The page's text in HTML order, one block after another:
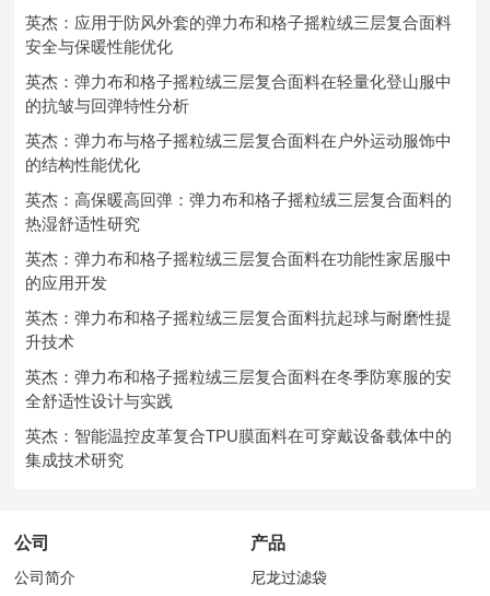
英杰：应用于防风外套的弹力布和格子摇粒绒三层复合面料
安全与保暖性能优化
英杰：弹力布和格子摇粒绒三层复合面料在轻量化登山服中
的抗皱与回弹特性分析
英杰：弹力布与格子摇粒绒三层复合面料在户外运动服饰中
的结构性能优化
英杰：高保暖高回弹：弹力布和格子摇粒绒三层复合面料的
热湿舒适性研究
英杰：弹力布和格子摇粒绒三层复合面料在功能性家居服中
的应用开发
英杰：弹力布和格子摇粒绒三层复合面料抗起球与耐磨性提
升技术
英杰：弹力布和格子摇粒绒三层复合面料在冬季防寒服的安
全舒适性设计与实践
英杰：智能温控皮革复合TPU膜面料在可穿戴设备载体中的
集成技术研究
公司
公司简介
产品
尼龙过滤袋